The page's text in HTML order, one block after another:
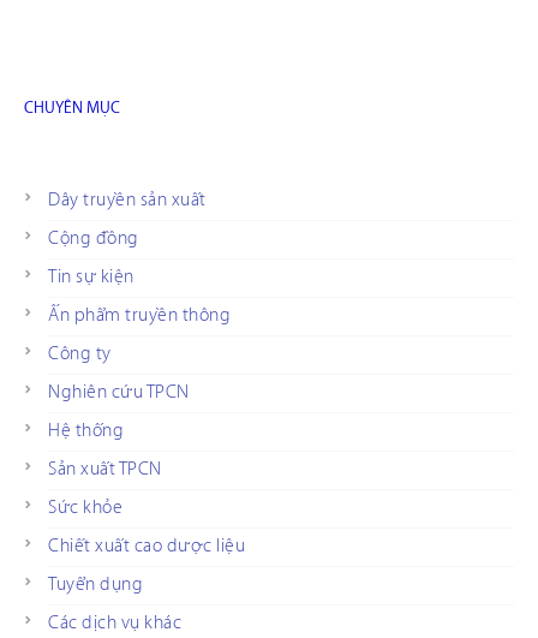
CHUYÊN MỤC
Dây truyền sản xuất
Cộng đồng
Tin sự kiện
Ấn phẩm truyền thông
Công ty
Nghiên cứu TPCN
Hệ thống
Sản xuất TPCN
Sức khỏe
Chiết xuất cao dược liệu
Tuyển dụng
Các dịch vụ khác